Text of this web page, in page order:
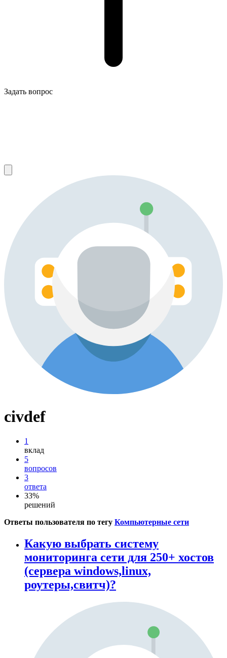
Задать вопрос
civdef
1
вклад
5
вопросов
3
ответа
33%
решений
Ответы пользователя по тегу Компьютерные сети
Какую выбрать систему
мониторинга сети для 250+ хостов
(сервера windows,linux,
роутеры,cвитч)?